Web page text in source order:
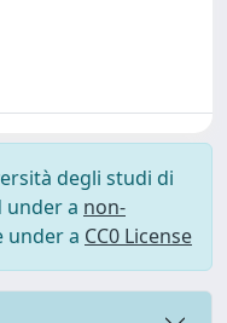
degli studi di
under a non-
under a CC0 License